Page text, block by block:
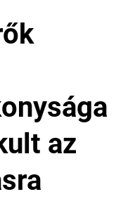
az